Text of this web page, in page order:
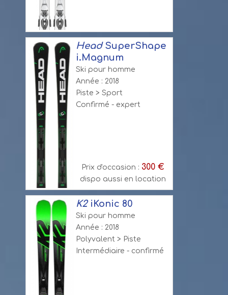
HeadSuperShape
i.Magnum
Ski pour homme
Année : 2018
Piste > Sport
Confirmé - expert
Prix d'occasion : 300 €
dispo aussi en location
K2iKonic 80
Ski pour homme
Année : 2018
Polyvalent > Piste
Intermédiaire - confirmé